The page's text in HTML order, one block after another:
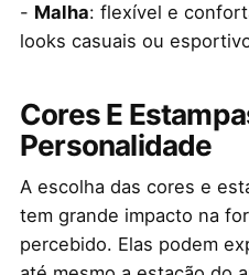
- Malha: flexível e
looks casuais ou
Cores E
Personalidade
A escolha das cores e
tem grande impacto na
percebido. Elas podem